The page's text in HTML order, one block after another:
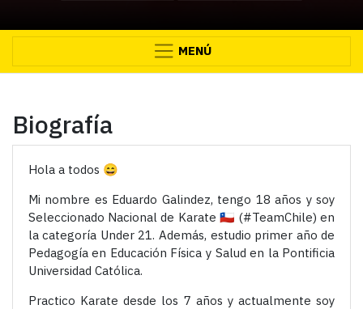
MENÚ
Biografía
Hola a todos 😄
Mi nombre es Eduardo Galindez, tengo 18 años y soy
Seleccionado Nacional de Karate 🇨🇱 (#TeamChile) en
la categoría Under 21. Además, estudio primer año de
Pedagogía en Educación Física y Salud en la Pontificia
Universidad Católica.
Practico Karate desde los 7 años y actualmente soy